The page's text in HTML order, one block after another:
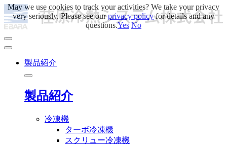
製品紹介
製品紹介
冷凍機
ターボ冷凍機
スクリュー冷凍機
May we use cookies to track your activities? We take your privacy
very seriously. Please see ourprivacy policyfor details and any
questions.Yes No